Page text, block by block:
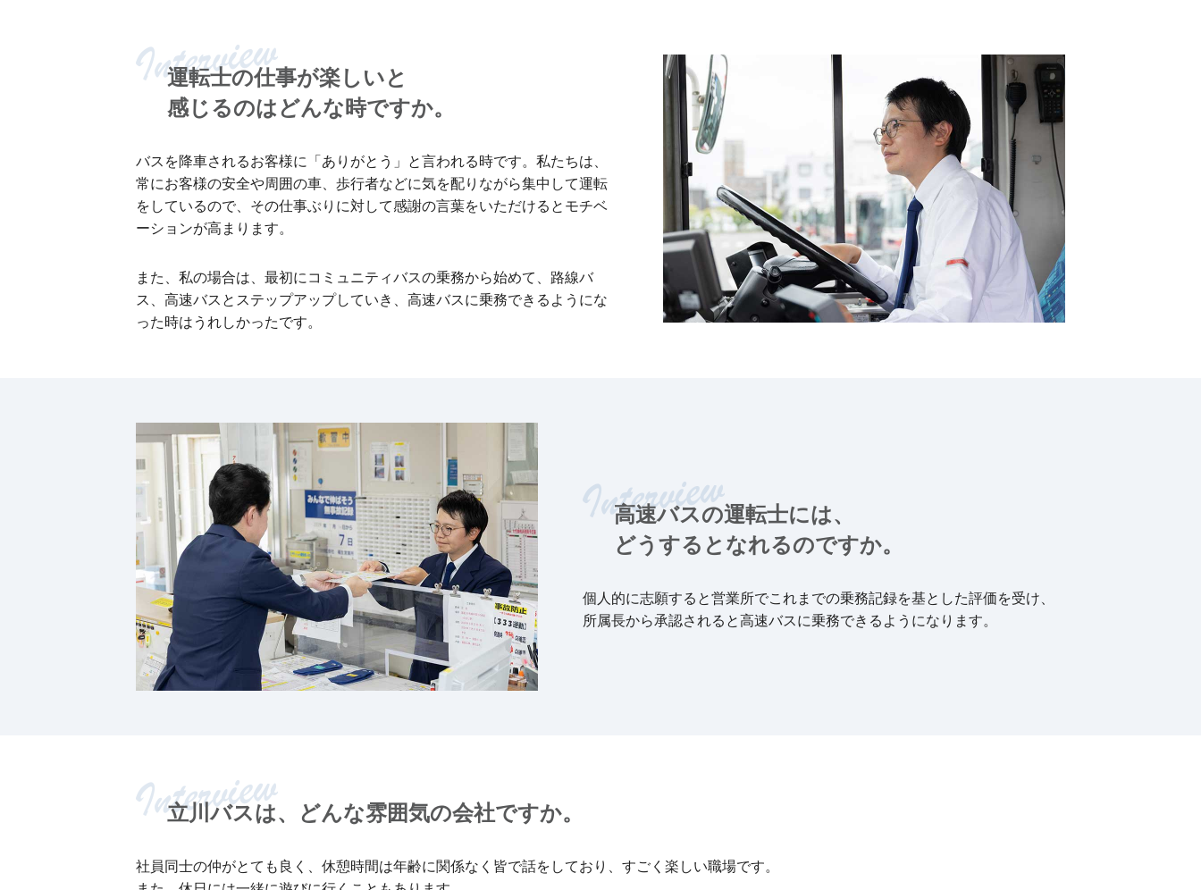
運転士の仕事が楽しいと
感じるのはどんな時ですか。
バスを降車されるお客様に「ありがとう」と言われる時です。私たちは、
常にお客様の安全や周囲の車、歩行者などに気を配りながら集中して運転
をしているので、その仕事ぶりに対して感謝の言葉をいただけるとモチベ
ーションが高まります。
また、私の場合は、最初にコミュニティバスの乗務から始めて、路線バ
ス、高速バスとステップアップしていき、高速バスに乗務できるようにな
った時はうれしかったです。
高速バスの運転士には、
どうするとなれるのですか。
個人的に志願すると営業所でこれまでの乗務記録を基とした評価を受け、
所属長から承認されると高速バスに乗務できるようになります。
立川バスは、 どんな雰囲気の会社ですか。
社員同士の仲がとても良く、休憩時間は年齢に関係なく皆で話をしており、すごく楽しい職場です。